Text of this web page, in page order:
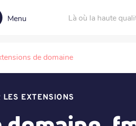
Menu Là où la haute
de domaine
LES EXTENSIONS